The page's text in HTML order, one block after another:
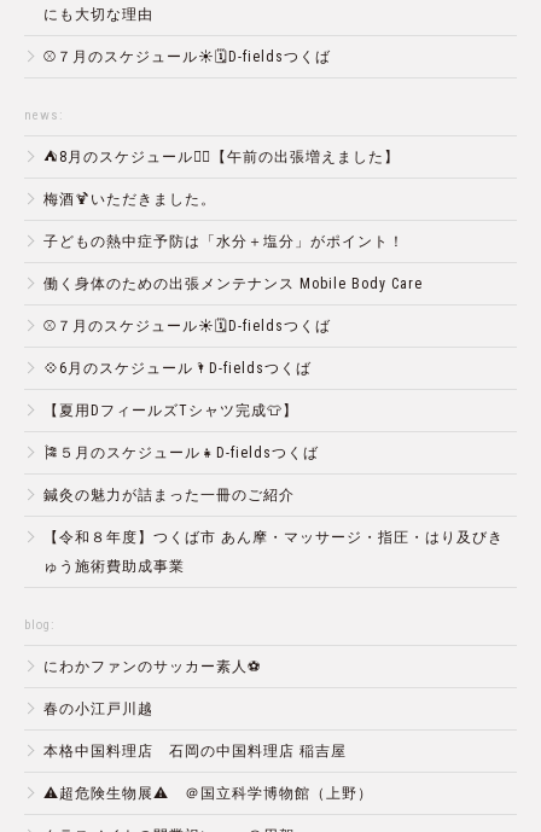
にも大切な理由
⚾️７月のスケジュール☀️🗓D-fieldsつくば
news:
⛺️8月のスケジュール🏄‍♂️【午前の出張増えました】
梅酒🍹いただきました。
子どもの熱中症予防は「水分＋塩分」がポイント！
働く身体のための出張メンテナンス Mobile Body Care
⚾️７月のスケジュール☀️🗓D-fieldsつくば
💠6月のスケジュール🌂D-fieldsつくば
【夏用DフィールズTシャツ完成👕】
🎏５月のスケジュール👧D-fieldsつくば
鍼灸の魅力が詰まった一冊のご紹介
【令和８年度】つくば市 あん摩・マッサージ・指圧・はり及びき
ゅう施術費助成事業
blog:
にわかファンのサッカー素人⚽️
春の小江戸川越
本格中国料理店 石岡の中国料理店 稲吉屋
⚠️超危険生物展⚠️ ＠国立科学博物館（上野）